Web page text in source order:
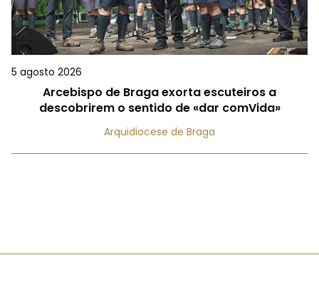
5 agosto 2026
Arcebispo de Braga exorta escuteiros a
descobrirem o sentido de «dar comVida»
Arquidiocese de Braga